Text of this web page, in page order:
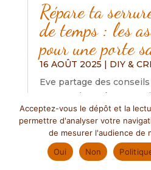
Répare ta
de temps : les
pour une porte
16 AOÛT 2025 | DIY &
Eve partage des
entretenir et réparer
serrure, soulignant
lubrification,
nettoyage régulier. Elle
consulter des
Acceptez-vous le dépôt et la
permettre d'analyser votre
de mesurer l'audience de
Oui
Non